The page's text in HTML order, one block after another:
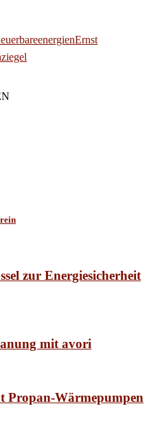
Ernst
zur Energiesicherheit
mit avori
Propan-Wärmepumpen